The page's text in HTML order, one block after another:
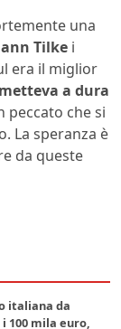
una
Tilke i
era il miglior
a dura
peccato che si
La speranza è
da queste
italiana da
100 mila euro,